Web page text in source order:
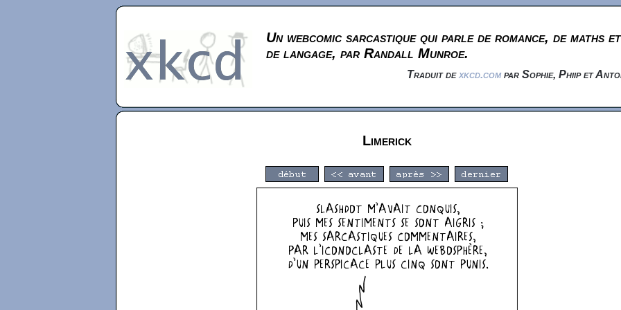
Un webcomic sarcastique qui parle de romance, de maths et
de langage, par Randall Munroe.
Traduit dexkcd.compar Sophie, Phiip et
Limerick